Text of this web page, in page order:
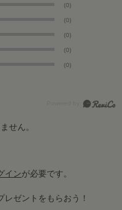
(0)
(0)
(0)
(0)
(0)
せん。
インが必要です。
ゼントをもらおう！